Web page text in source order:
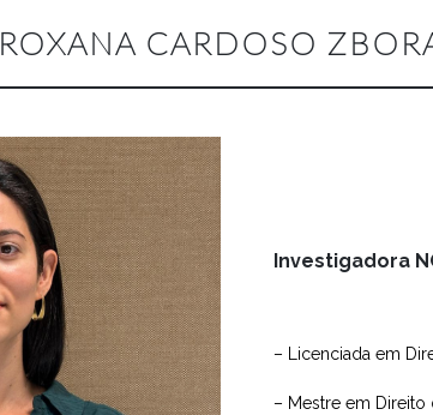
ROXANA CARDOSO
Investigadora
– Licenciada em
– Mestre em Direito